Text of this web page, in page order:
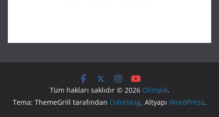
Tüm hakları saklıdır © 2026 Olimpik.
Tema: ThemeGrill tarafından ColorMag. Altyapı WordPress.